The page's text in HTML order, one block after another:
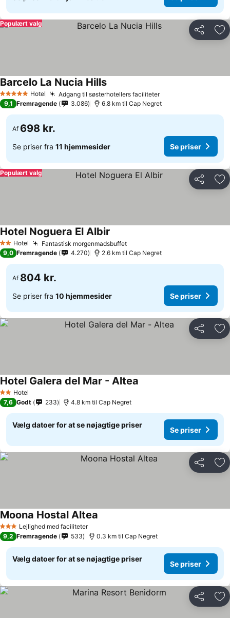
Del
Populært valg
5 Stjerner Hotel Adgang til søsterhotellers faciliteter
Barcelo La Nucia Hills
9,1 Fremragende 3.086 6.8 km til Cap Negret
Af 698 kr.
Se priser fra 11 hjemmesider Se priser
Del
Populært valg
2 Stjerner
Hotel Fantastisk morgenmadsbuffet
Hotel Noguera El Albir
9,0 Fremragende 4.270 2.6 km til Cap Negret
Af 804 kr.
Se priser fra 10 hjemmesider Se priser
Del
2 Stjerner
Hotel
Hotel Galera del Mar - Altea
7,6 Godt 233 4.8 km til Cap Negret
Vælg datoer for at se nøjagtige priser
Se priser
Del
3 StjernerLejlighed med faciliteter
Moona Hostal Altea
9,2 Fremragende 533 0.3 km til Cap Negret
Vælg datoer for at se nøjagtige priser
Se priser
Del